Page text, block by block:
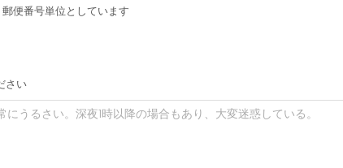
便番号単位としています
さい